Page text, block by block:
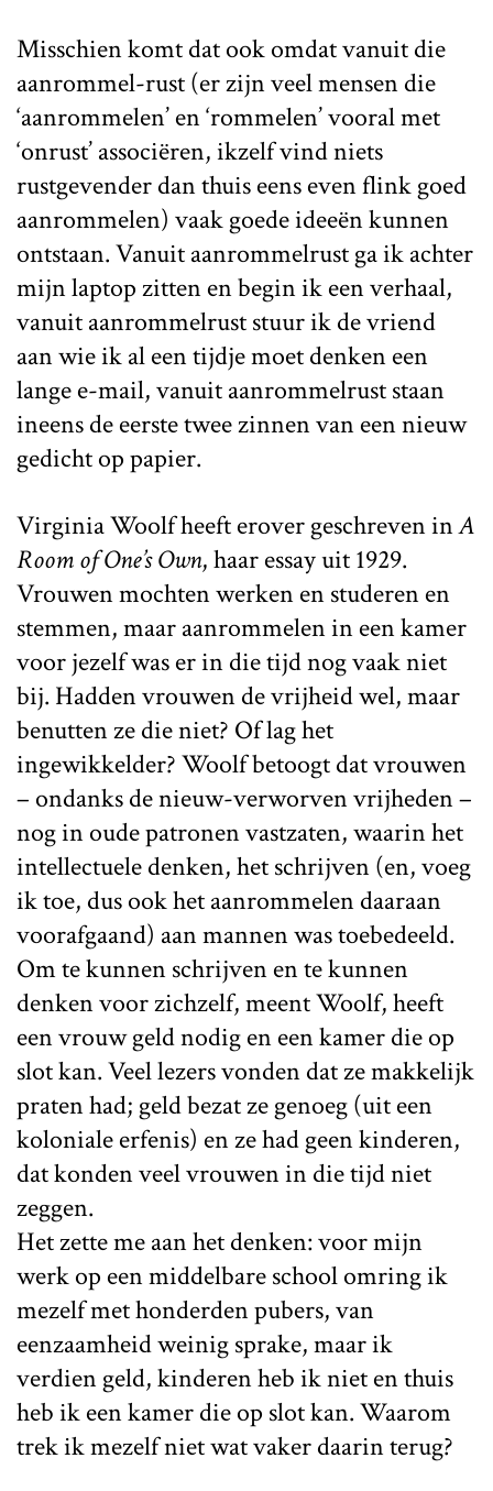
Misschien komt dat ook omdat vanuit die
aanrommel-rust (er zijn veel mensen die
‘aanrommelen’ en ‘rommelen’ vooral met
‘onrust’ associëren, ikzelf vind niets
rustgevender dan thuis eens even flink goed
aanrommelen) vaak goede ideeën kunnen
ontstaan. Vanuit aanrommelrust ga ik achter
mijn laptop zitten en begin ik een verhaal,
vanuit aanrommelrust stuur ik de vriend
aan wie ik al een tijdje moet denken een
lange e-mail, vanuit aanrommelrust staan
ineens de eerste twee zinnen van een nieuw
gedicht op papier.
Virginia Woolf heeft erover geschreven inA
Room of One’s Own, haar essay uit 1929.
Vrouwen mochten werken en studeren en
stemmen, maar aanrommelen in een kamer
voor jezelf was er in die tijd nog vaak niet
bij. Hadden vrouwen de vrijheid wel, maar
benutten ze die niet? Of lag het
ingewikkelder? Woolf betoogt dat vrouwen
– ondanks de nieuw-verworven vrijheden –
nog in oude patronen vastzaten, waarin het
intellectuele denken, het schrijven (en, voeg
ik toe, dus ook het aanrommelen daaraan
voorafgaand) aan mannen was toebedeeld.
Om te kunnen schrijven en te kunnen
denken voor zichzelf, meent Woolf, heeft
een vrouw geld nodig en een kamer die op
slot kan. Veel lezers vonden dat ze makkelijk
praten had; geld bezat ze genoeg (uit een
koloniale erfenis) en ze had geen kinderen,
dat konden veel vrouwen in die tijd niet
zeggen.
Het zette me aan het denken: voor mijn
werk op een middelbare school omring ik
mezelf met honderden pubers, van
eenzaamheid weinig sprake, maar ik
verdien geld, kinderen heb ik niet en thuis
heb ik een kamer die op slot kan. Waarom
trek ik mezelf niet wat vaker daarin terug?